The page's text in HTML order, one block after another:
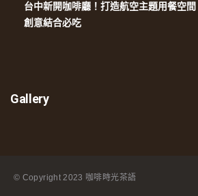
台中新開咖啡廳！打造航空主題用餐空
創意結合必吃
Gallery
© Copyright2023 咖啡時光茶語